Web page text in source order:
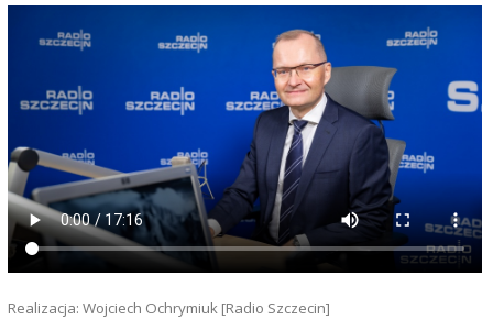
Realizacja: Wojciech Ochrymiuk [Radio Szczecin]